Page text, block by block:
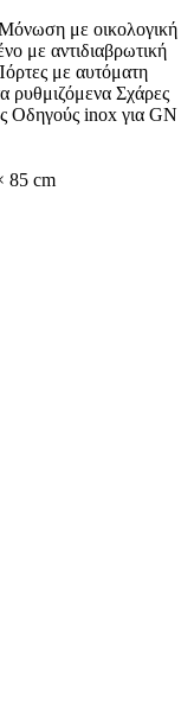
με οικολογική
με αντιδιαβρωτική
με αυτόματη
ρυθμιζόμενα Σχάρες
Οδηγούς inox για GN
85 cm